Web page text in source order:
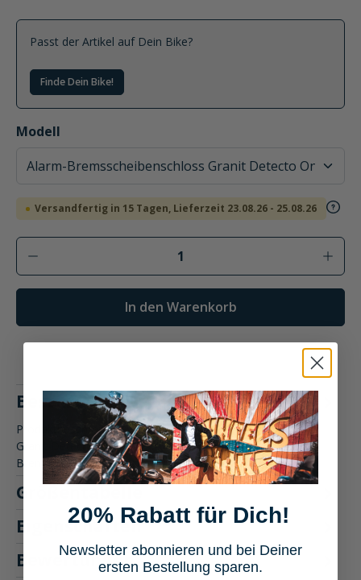
Passt der Artikel auf Dein Bike?
Finde Dein Bike!
Modell
auswählen
Versandfertig in 15 Tagen, Lieferzeit 23.08.26 - 25.08.26
Produkt Anzahl: Gib den gewünschten
In den Warenkorb
Beschreibung
Produktbeschreibung: ABUS Alarm-Bremsscheibenschloss
Granit Detecto One 8078 2.0 Das ABUS Alarm-
Bremsscheibenschloss Granit…Mehr
Größentabelle
Eigenschaften
Bewertungen
20% Rabatt für Dich!
Newsletter abonnieren und bei Deiner
ersten Bestellung sparen.